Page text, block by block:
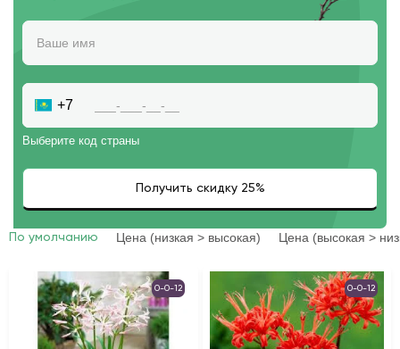
+7
Выберите код страны
По умолчанию Цена (низкая > высокая) Цена (высокая >
0-0-12 0-0-12